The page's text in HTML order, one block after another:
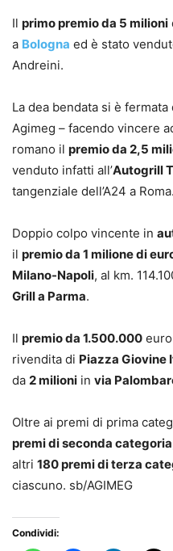
Il primo premio da 5 milioni
a Bologna ed è stato
Andreini.
La dea bendata si è
Agimeg – facendo vincere
romano il premio da 2,5
venduto infatti all’Autogrill
tangenziale dell’A24 a Roma.
Doppio colpo vincente in
il premio da 1 milione di
Milano-Napoli, al km.
Grill a Parma.
Il premio da 1.500.000
rivendita di Piazza Giovine
da 2 milioni in via
Oltre ai premi di prima
premi di seconda categoria
altri 180 premi di terza
ciascuno. sb/AGIMEG
Condividi: